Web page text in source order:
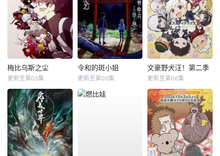
梅比乌斯之尘
更新至第05集
令和的斑小姐
更新至第06集
文豪野犬汪！第二季
更新至第06集